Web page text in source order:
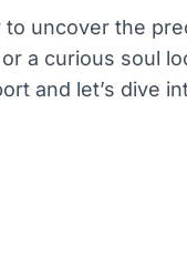
uncover the
a curious soul
and let’s dive